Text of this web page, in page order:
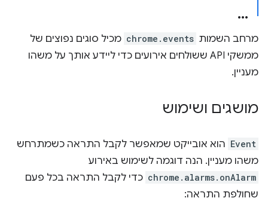
מרחב השמות chrome.events מכיל סוגים נפוצים של
ממשקי API ששולחים אירועים כדי ליידע אותך על משהו
מעניין.
מושגים ושימוש
Event הוא אובייקט שמאפשר לקבל התראה כשמתרחש
משהו מעניין. הנה דוגמה לשימוש באירוע
chrome.alarms.onAlarm כדי לקבל התראה בכל פעם
שחולפת התראה: